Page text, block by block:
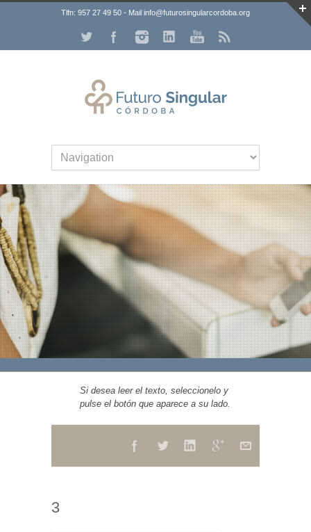
Tlfn: 957 27 49 50 - Mail info@futurosingularcordoba.org
Si desea leer el texto, seleccionelo y
pulse el botón que aparece a su lado.
3